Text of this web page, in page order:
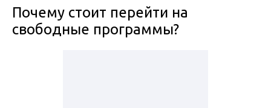
Почему стоит перейти на
свободные программы?